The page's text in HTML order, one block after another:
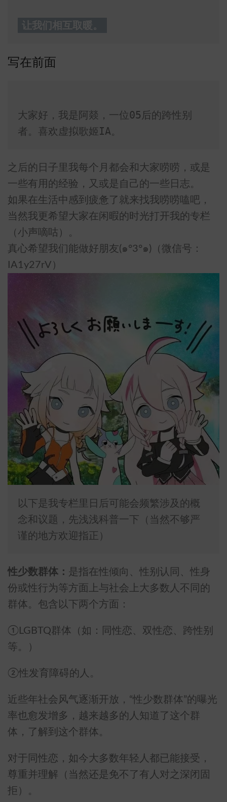
让我们相互取暖。
写在前面
大家好，我是阿燚，一位05后的跨性别
者。喜欢虚拟歌姬IA。
之后的日子里我每个月都会和大家唠唠，或是
一些有用的经验，又或是自己的一些日志。
如果在生活中感到疲惫了就来找我唠唠嗑吧，
当然我更希望大家在闲暇的时光打开我的专栏
（小声嘀咕）。
真心希望我们能做好朋友(๑°3°๑)（微信号：
IA1y27rV）
以下是我专栏里日后可能会频繁涉及的概
念和议题，先浅浅科普一下（当然不够严
谨的地方欢迎指正）
性少数群体 ： 是指在性倾向、性别认同、性身
份或性行为等方面上与社会上大多数人不同的
群体。包含以下两个方面：
①LGBTQ群体（如：同性恋、双性恋、跨性别
等。）
②性发育障碍的人。
近些年社会风气逐渐开放，“性少数群体”的曝光
率也愈发增多，越来越多的人知道了这个群
体，了解到这个群体。
对于同性恋，如今大多数年轻人都已能接受，
尊重并理解（当然还是免不了有人对之深闭固
拒）。